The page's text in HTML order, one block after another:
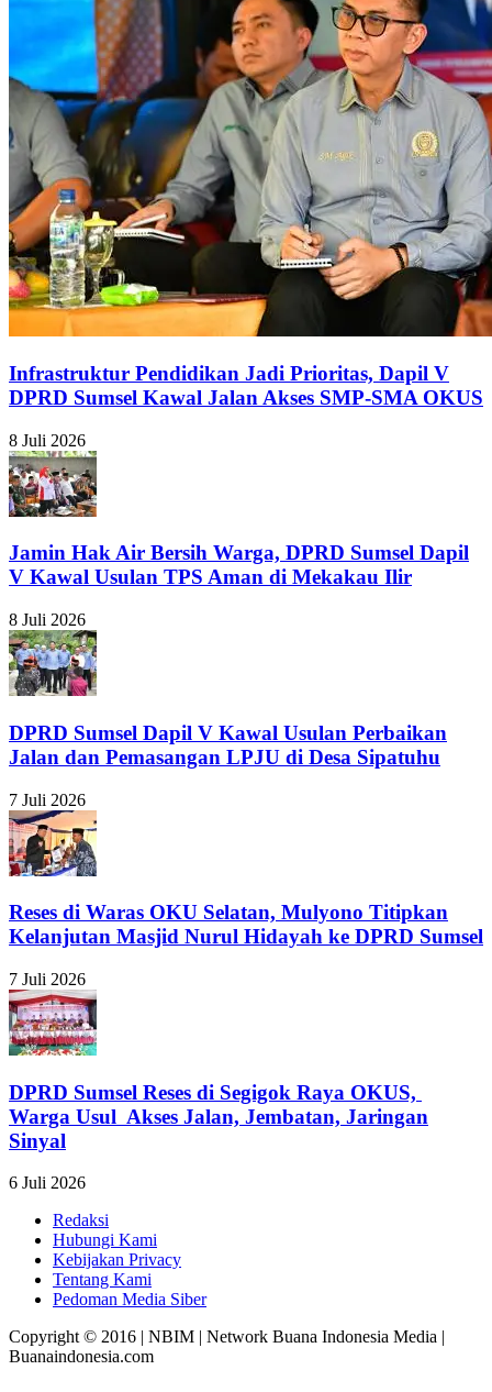
Infrastruktur Pendidikan Jadi Prioritas, Dapil V
DPRD Sumsel Kawal Jalan Akses SMP-SMA OKUS
8 Juli 2026
Jamin Hak Air Bersih Warga, DPRD Sumsel Dapil
V Kawal Usulan TPS Aman di Mekakau Ilir
8 Juli 2026
DPRD Sumsel Dapil V Kawal Usulan Perbaikan
Jalan dan Pemasangan LPJU di Desa Sipatuhu
7 Juli 2026
Reses di Waras OKU Selatan, Mulyono Titipkan
Kelanjutan Masjid Nurul Hidayah ke DPRD Sumsel
7 Juli 2026
DPRD Sumsel Reses di Segigok Raya OKUS,
Warga Usul Akses Jalan, Jembatan, Jaringan
Sinyal
6 Juli 2026
Redaksi
Hubungi Kami
Kebijakan Privacy
Tentang Kami
Pedoman Media Siber
Copyright © 2016 | NBIM | Network Buana Indonesia Media |
Buanaindonesia.com